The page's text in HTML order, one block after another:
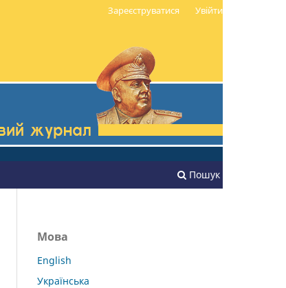
Пошук
Зареєструватися Увійти
Мова
English
Українська